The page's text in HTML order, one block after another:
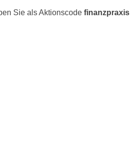
Sie als Aktionscode finanzpraxis